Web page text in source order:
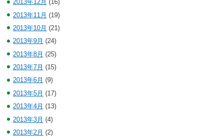
2013年12月 (16)
2013年11月 (19)
2013年10月 (21)
2013年9月 (24)
2013年8月 (25)
2013年7月 (15)
2013年6月 (9)
2013年5月 (17)
2013年4月 (13)
2013年3月 (4)
2013年2月 (2)